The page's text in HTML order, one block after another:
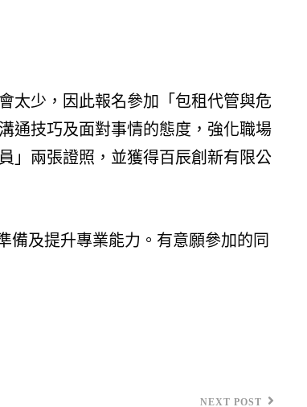
太少，因此報名參加「包租代管與危
通技巧及面對事情的態度，強化職場
」兩張證照，並獲得百辰創新有限公
備及提升專業能力。有意願參加的同
NEXT POST